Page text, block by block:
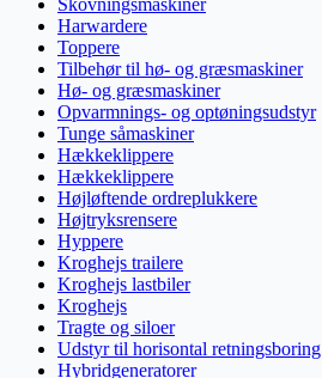
Harwardere
Toppere
Tilbehør til hø- og græsmaskiner
Hø- og græsmaskiner
Opvarmnings- og optøningsudstyr
Tunge såmaskiner
Hækkeklippere
Hækkeklippere
Højløftende ordreplukkere
Højtryksrensere
Hyppere
Kroghejs trailere
Kroghejs lastbiler
Kroghejs
Tragte og siloer
Udstyr til horisontal retningsboring
Hybridgeneratorer